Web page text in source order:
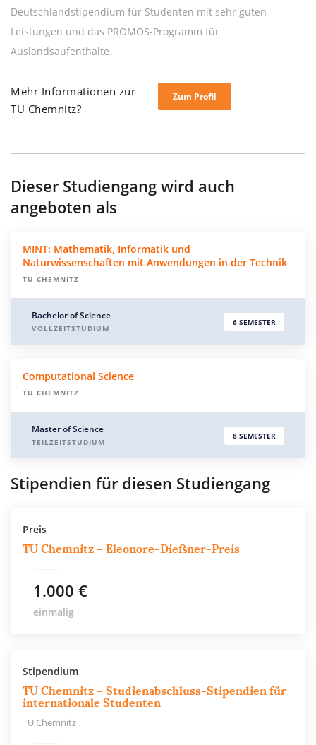
Deutschlandstipendium für Studenten mit sehr guten
Leistungen und das PROMOS-Programm für
Auslandsaufenthalte.
Mehr Informationen zur
TU Chemnitz?
Zum Profil
Dieser Studiengang wird auch
angeboten als
MINT: Mathematik, Informatik und
Naturwissenschaften mit Anwendungen in der Technik
TU CHEMNITZ
Bachelor of Science
VOLLZEITSTUDIUM
6 SEMESTER
Computational Science
TU CHEMNITZ
Master of Science
TEILZEITSTUDIUM
8 SEMESTER
Stipendien für diesen Studiengang
Preis
TU Chemnitz – Eleonore-Dießner-Preis
1.000 €
einmalig
Stipendium
TU Chemnitz – Studienabschluss-Stipendien für
internationale Studenten
TU Chemnitz